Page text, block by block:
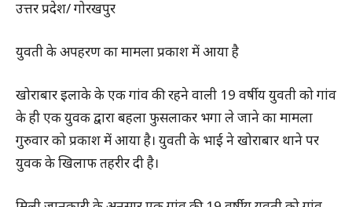
उत्तर प्रदेश/ गोरखपुर
युवती के अपहरण का मामला प्रकाश में आया है
खोराबार इलाके के एक गांव की रहने वाली 19 वर्षीय युवती को गांव
के ही एक युवक द्वारा बहला फुसलाकर भगा ले जाने का मामला
गुरुवार को प्रकाश में आया है। युवती के भाई ने खोराबार थाने पर
युवक के खिलाफ तहरीर दी है।